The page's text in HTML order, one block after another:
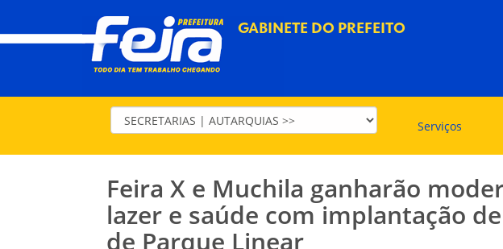
GABINETE DO PREFEITO
Serviços
Feira X e Muchila ganharão
lazer e saúde com implantação
de Parque Linear